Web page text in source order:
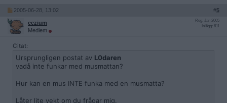
2005-06-28, 13:02 #5
cezium
Medlem
Reg: Jan 2005
Inlägg: 611
Citat:
Ursprungligen postat av L0daren
vadå inte funkar med musmattan?
Hur kan en mus INTE funka med en musmatta?
Låter lite vekt om du frågar mig.